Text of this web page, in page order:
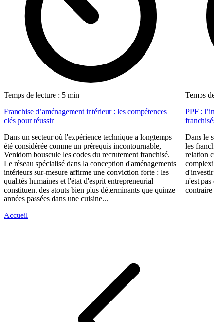
Temps de lecture : 5 min
Franchise d’aménagement intérieur : les compétences
clés pour réussir
Dans un secteur où l'expérience technique a longtemps
été considérée comme un prérequis incontournable,
Venidom bouscule les codes du recrutement franchisé.
Le réseau spécialisé dans la conception d'aménagements
intérieurs sur-mesure affirme une conviction forte : les
qualités humaines et l'état d'esprit entrepreneurial
constituent des atouts bien plus déterminants que quinze
années passées dans une cuisine...
Temps de
PPF :
franchisés
Dans le
les
relation
d'investir
n'est pas
contraire
Accueil